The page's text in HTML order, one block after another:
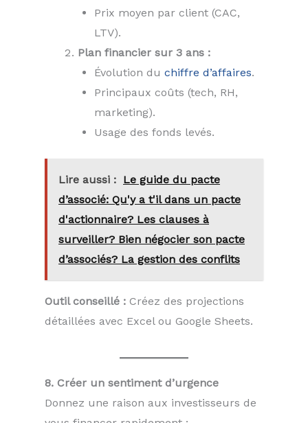
Prix moyen par client (CAC,
LTV).
Plan financier sur 3 ans :
Évolution du chiffre d’affaires.
Principaux coûts (tech, RH,
marketing).
Usage des fonds levés.
Lire aussi : Le guide du pacte
d’associé: Qu'y a t'il dans un pacte
d'actionnaire? Les clauses à
surveiller? Bien négocier son pacte
d’associés? La gestion des conflits
Outil conseillé : Créez des projections
détaillées avec Excel ou Google Sheets.
8. Créer un sentiment d’urgence
Donnez une raison aux investisseurs de